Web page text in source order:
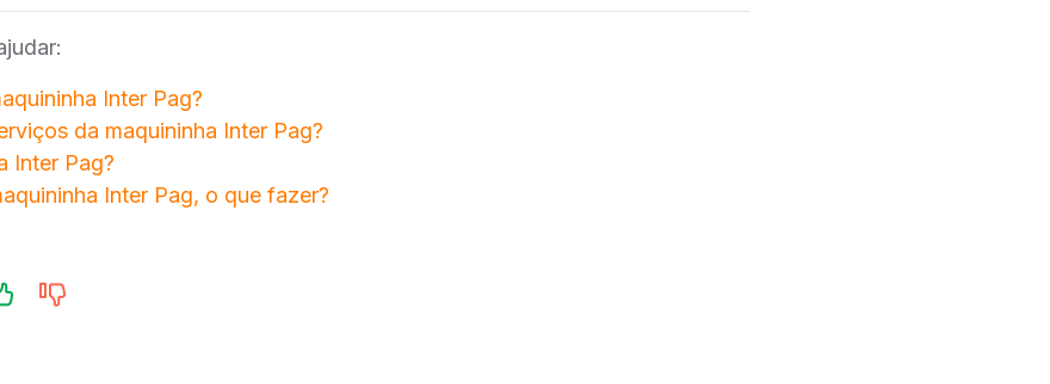
Inter Pag?
da maquininha Inter Pag?
Inter Pag?
Inter Pag, o que fazer?